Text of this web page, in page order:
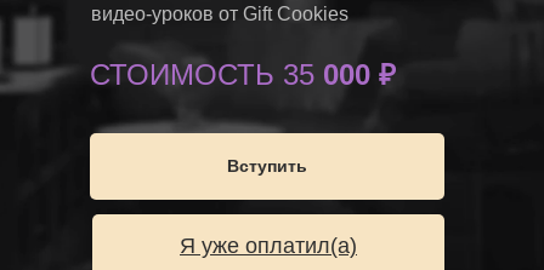
СТОИМОСТЬ 35 000 ₽
видео-уроков от Gift Cookies
Я уже оплатил(а)
Вступить